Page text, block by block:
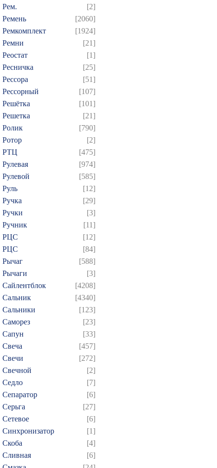
Рем.
[2]
Ремень
[2060]
Ремкомплект
[1924]
Ремни
[21]
Реостат
[1]
Ресничка
[25]
Рессора
[51]
Рессорный
[107]
Решётка
[101]
Решетка
[21]
Ролик
[790]
Ротор
[2]
РТЦ
[475]
Рулевая
[974]
Рулевой
[585]
Руль
[12]
Ручка
[29]
Ручки
[3]
Ручник
[11]
РЦC
[12]
РЦС
[84]
Рычаг
[588]
Рычаги
[3]
Сайлентблок
[4208]
Сальник
[4340]
Сальники
[123]
Саморез
[23]
Сапун
[33]
Свеча
[457]
Свечи
[272]
Свечной
[2]
Седло
[7]
Сепаратор
[6]
Серьга
[27]
Сетевое
[6]
Синхронизатор
[1]
Скоба
[4]
Сливная
[6]